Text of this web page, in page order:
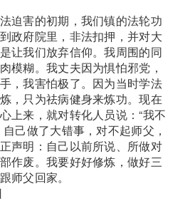
迫害的初期，我们镇的法轮功
政府院里，非法扣押，并对大
让我们放弃信仰。我周围的同
模糊。我丈夫因为惧怕邪党，
，我害怕极了。因为当时学法
，只为祛病健身来炼功。现在
上来，就对转化人员说：“我不
己做了大错事，对不起师父，
声明：自己以前所说、所做对
作废。我要好好修炼，做好三
师父回家。